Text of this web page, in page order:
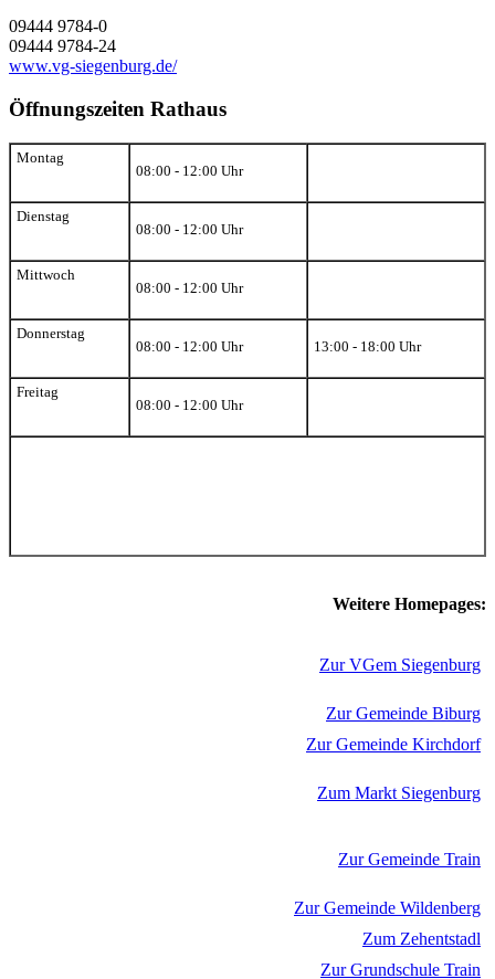
09444 9784-0
09444 9784-24
www.vg-siegenburg.de/
Öffnungszeiten Rathaus
Montag
08:00 - 12:00 Uhr
Dienstag
08:00 - 12:00 Uhr
Mittwoch
08:00 - 12:00 Uhr
Donnerstag
08:00 - 12:00 Uhr
13:00 - 18:00 Uhr
Freitag
08:00 - 12:00 Uhr
Weitere Homepages:
Zur VGem Siegenburg
Zur Gemeinde Biburg
Zur Gemeinde Kirchdorf
Zum Markt Siegenburg
Zur Gemeinde Train
Zur Gemeinde Wildenberg
Zum Zehentstadl
Zur Grundschule Train